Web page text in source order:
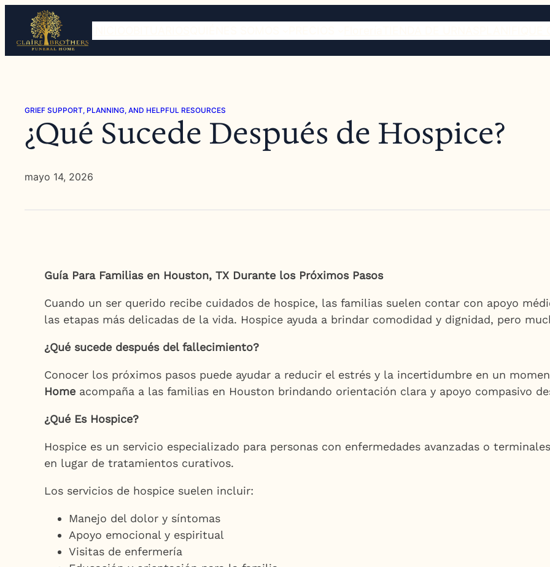
contenido
GRIEF SUPPORT, PLANNING, AND HELPFUL RESOURCES
¿Qué Sucede Después de Hospice?
mayo 14, 2026
Guía Para Familias en Houston, TX Durante los Próximos Pasos
Cuando un ser querido recibe cuidados de hospice, las familias suelen contar con apoyo
las etapas más delicadas de la vida. Hospice ayuda a brindar comodidad y dignidad, pero
¿Qué sucede después del fallecimiento?
Conocer los próximos pasos puede ayudar a reducir el estrés y la incertidumbre en un
Home acompaña a las familias en Houston brindando orientación clara y apoyo compasivo
¿Qué Es Hospice?
Hospice es un servicio especializado para personas con enfermedades avanzadas o
en lugar de tratamientos curativos.
Los servicios de hospice suelen incluir:
Manejo del dolor y síntomas
Apoyo emocional y espiritual
Visitas de enfermería